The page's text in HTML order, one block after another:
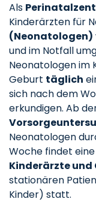
Als
Kinderärzten für
(Neonatologen)
und im Notfall
Neonatologen im
Geburt täglich
sich nach dem
erkundigen. Ab
Neonatologen
Woche findet eine
Kinderärzte und
stationären
Kinder) statt.